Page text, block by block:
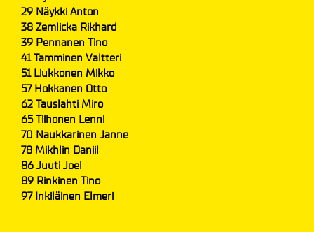
29 Näykki Anton
38 Zemlicka Rikhard
39 Pennanen Tino
41 Tamminen Valtteri
51 Liukkonen Mikko
57 Hokkanen Otto
62 Tauslahti Miro
65 Tiihonen Lenni
70 Naukkarinen Janne
78 Mikhlin Daniil
86 Juuti Joel
89 Rinkinen Tino
97 Inkiläinen Elmeri